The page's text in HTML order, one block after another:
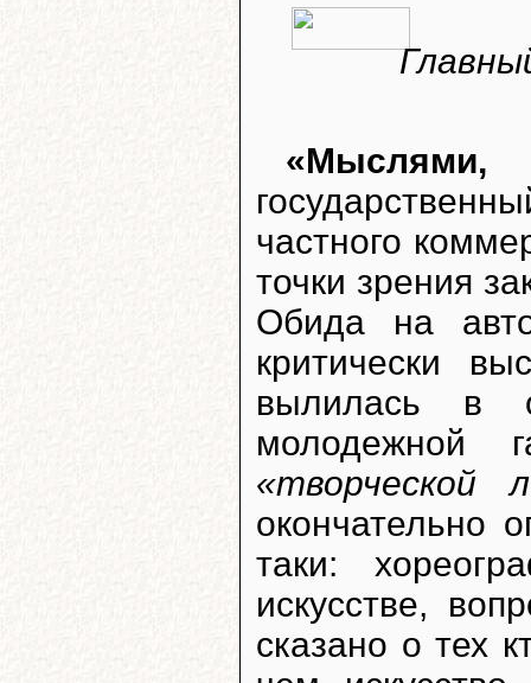
«Мыслями,
частного
точки зрения
Обида на
критически
вылилась в
молодежной
«творческой
окончательно
таки:
искусстве,
сказано о тех